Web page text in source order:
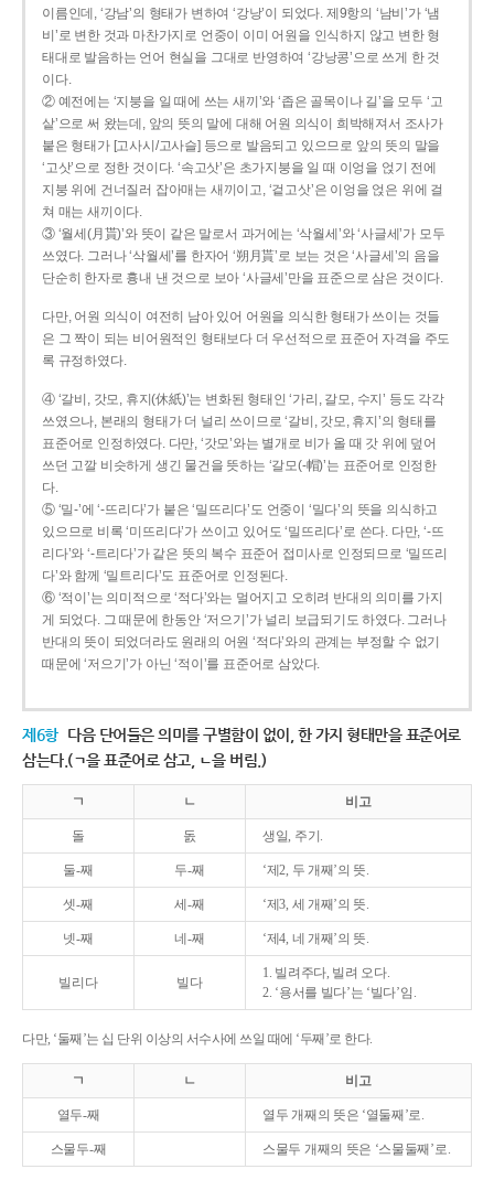
이름인데, ‘강남’의 형태가 변하여 ‘강낭’이 되었다. 제9항의 ‘남비’가 ‘냄
비’로 변한 것과 마찬가지로 언중이 이미 어원을 인식하지 않고 변한 형
태대로 발음하는 언어 현실을 그대로 반영하여 ‘강낭콩’으로 쓰게 한 것
이다.
② 예전에는 ‘지붕을 일 때에 쓰는 새끼’와 ‘좁은 골목이나 길’을 모두 ‘고
샅’으로 써 왔는데, 앞의 뜻의 말에 대해 어원 의식이 희박해져서 조사가
붙은 형태가 [고사시/고사슬] 등으로 발음되고 있으므로 앞의 뜻의 말을
‘고삿’으로 정한 것이다. ‘속고삿’은 초가지붕을 일 때 이엉을 얹기 전에
지붕 위에 건너질러 잡아매는 새끼이고, ‘겉고삿’은 이엉을 얹은 위에 걸
쳐 매는 새끼이다.
③ ‘월세(月貰)’와 뜻이 같은 말로서 과거에는 ‘삭월세’와 ‘사글세’가 모두
쓰였다. 그러나 ‘삭월세’를 한자어 ‘朔月貰’로 보는 것은 ‘사글세’의 음을
단순히 한자로 흉내 낸 것으로 보아 ‘사글세’만을 표준으로 삼은 것이다.
다만, 어원 의식이 여전히 남아 있어 어원을 의식한 형태가 쓰이는 것들
은 그 짝이 되는 비어원적인 형태보다 더 우선적으로 표준어 자격을 주도
록 규정하였다.
④ ‘갈비, 갓모, 휴지(休紙)’는 변화된 형태인 ‘가리, 갈모, 수지’ 등도 각각
쓰였으나, 본래의 형태가 더 널리 쓰이므로 ‘갈비, 갓모, 휴지’의 형태를
표준어로 인정하였다. 다만, ‘갓모’와는 별개로 비가 올 때 갓 위에 덮어
쓰던 고깔 비슷하게 생긴 물건을 뜻하는 ‘갈모(-帽)’는 표준어로 인정한
다.
⑤ ‘밀-’에 ‘-뜨리다’가 붙은 ‘밀뜨리다’도 언중이 ‘밀다’의 뜻을 의식하고
있으므로 비록 ‘미뜨리다’가 쓰이고 있어도 ‘밀뜨리다’로 쓴다. 다만, ‘-뜨
리다’와 ‘-트리다’가 같은 뜻의 복수 표준어 접미사로 인정되므로 ‘밀뜨리
다’와 함께 ‘밀트리다’도 표준어로 인정된다.
⑥ ‘적이’는 의미적으로 ‘적다’와는 멀어지고 오히려 반대의 의미를 가지
게 되었다. 그 때문에 한동안 ‘저으기’가 널리 보급되기도 하였다. 그러나
반대의 뜻이 되었더라도 원래의 어원 ‘적다’와의 관계는 부정할 수 없기
때문에 ‘저으기’가 아닌 ‘적이’를 표준어로 삼았다.
제6항 다음 단어들은 의미를 구별함이 없이, 한 가지 형태만을 표준어로
삼는다.(ㄱ을 표준어로 삼고, ㄴ을 버림.)
ㄱ ㄴ 비고
돌 돐 생일, 주기.
둘-째 두-째 ‘제2, 두 개째’의 뜻.
셋-째 세-째 ‘제3, 세 개째’의 뜻.
넷-째 네-째 ‘제4, 네 개째’의 뜻.
빌리다 빌다
1. 빌려주다, 빌려 오다.
2. ‘용서를 빌다’는 ‘빌다’임.
다만, ‘둘째’는 십 단위 이상의 서수사에 쓰일 때에 ‘두째’로 한다.
ㄱ ㄴ 비고
열두-째 열두 개째의 뜻은 ‘열둘째’로.
스물두-째 스물두 개째의 뜻은 ‘스물둘째’로.